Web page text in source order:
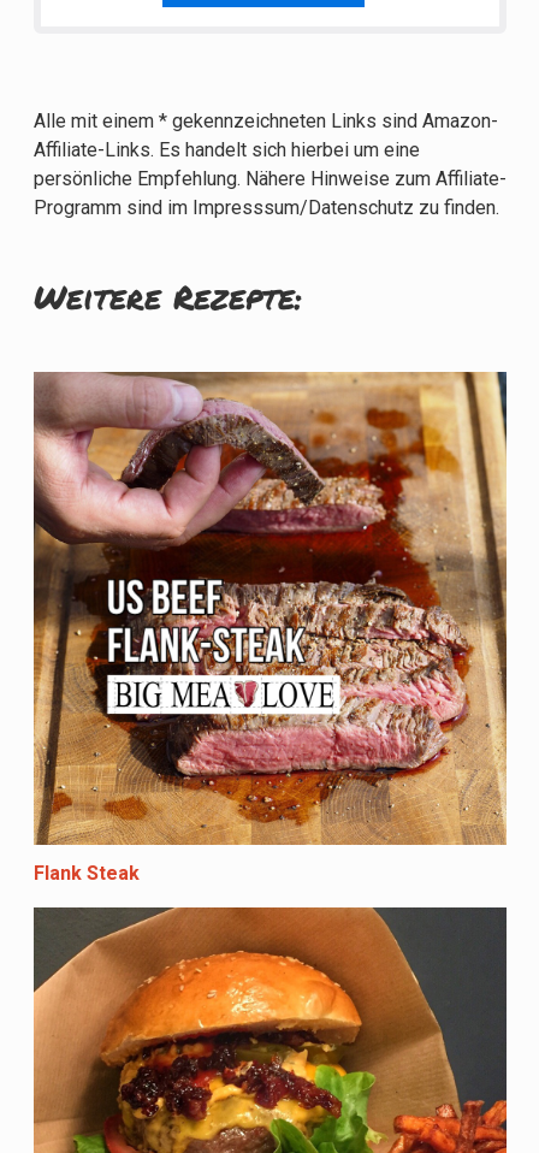
Alle mit einem * gekennzeichneten Links sind Amazon-
Affiliate-Links. Es handelt sich hierbei um eine
persönliche Empfehlung. Nähere Hinweise zum Affiliate-
Programm sind im Impresssum/Datenschutz zu finden.
Weitere Rezepte:
Flank Steak